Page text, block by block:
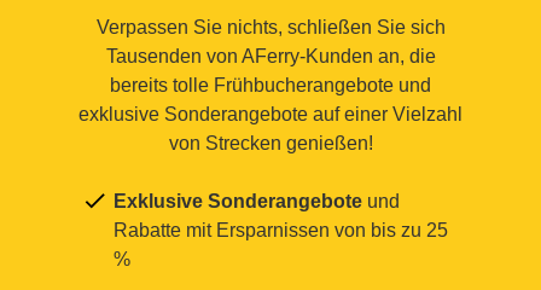
Verpassen Sie nichts, schließen Sie sich
Tausenden von AFerry-Kunden an, die
bereits tolle Frühbucherangebote und
exklusive Sonderangebote auf einer Vielzahl
von Strecken genießen!
Exklusive Sonderangebote und
Rabatte mit Ersparnissen von bis zu 25
%